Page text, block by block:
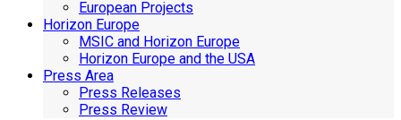
European Projects
Horizon Europe
MSIC and Horizon Europe
Horizon Europe and the USA
Press Area
Press Releases
Press Review